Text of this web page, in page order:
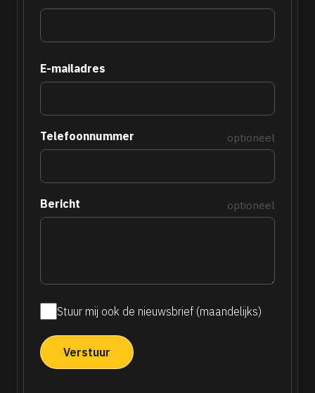
E-mailadres
Telefoonnummer optioneel
Bericht optioneel
Maandelijkse
nieuwsbrief
Stuur mij ook de nieuwsbrief (maandelijks)